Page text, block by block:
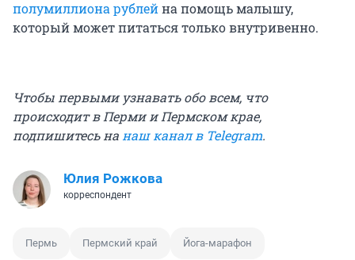
полумиллиона рублейна помощь малышу,
который может питаться только внутривенно.
Чтобы первыми узнавать обо всем, что
происходит в Перми и Пермском крае,
подпишитесь нанаш канал в Telegram.
Юлия Рожкова
корреспондент
Пермь Пермский край Йога-марафон